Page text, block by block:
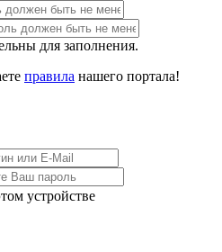
для заполнения.
правила нашего портала!
устройстве